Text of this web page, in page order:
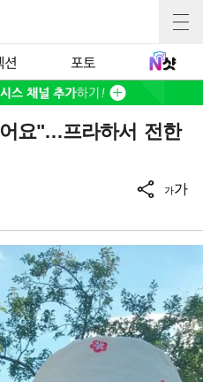
션 포토
요"…프라하서 전한
가가